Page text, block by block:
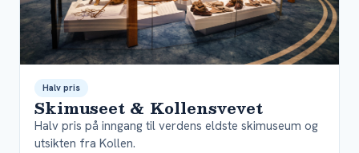
Halv pris
Skimuseet & Kollensvevet
Halv pris på inngang til verdens eldste skimuseum og
utsikten fra Kollen.